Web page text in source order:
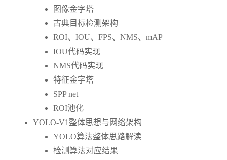
图像金字塔
古典目标检测架构
ROI、IOU、FPS、NMS、mAP
IOU代码实现
NMS代码实现
特征金字塔
SPP net
ROI池化
YOLO-V1整体思想与网络架构
YOLO算法整体思路解读
检测算法对应结果